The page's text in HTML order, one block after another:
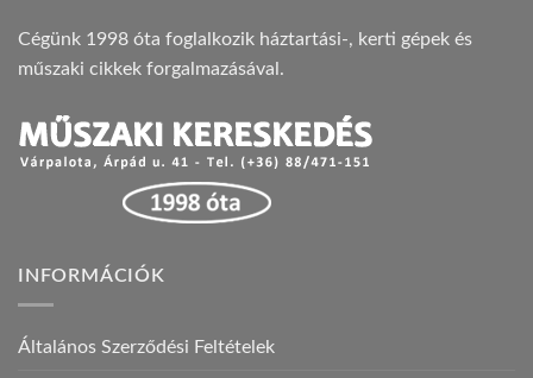
Cégünk 1998 óta foglalkozik háztartási-, kerti gépek és
műszaki cikkek forgalmazásával.
INFORMÁCIÓK
Általános Szerződési Feltételek